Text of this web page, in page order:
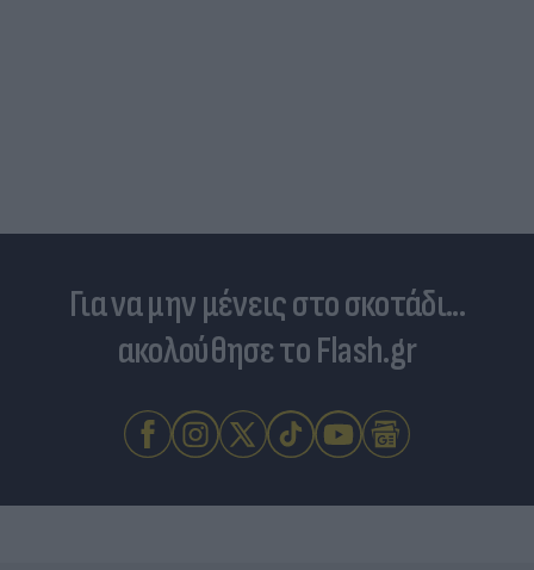
Για να μην μένεις στο σκοτάδι...
ακολούθησε το Flash.gr